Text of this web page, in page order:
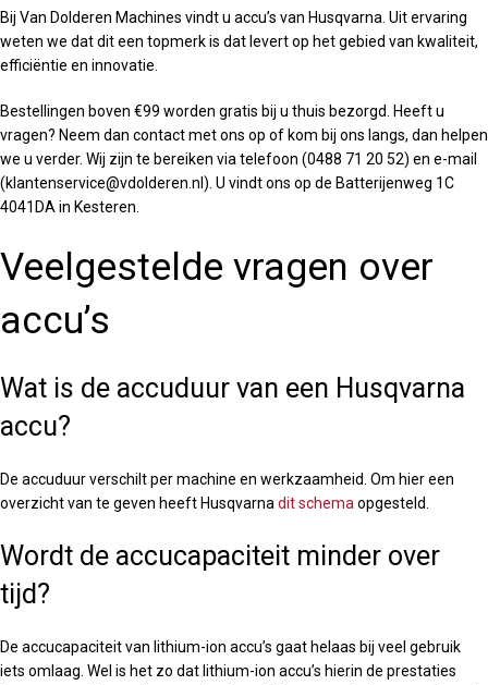
Bij Van Dolderen Machines vindt u accu’s van Husqvarna. Uit ervaring
weten we dat dit een topmerk is dat levert op het gebied van kwaliteit,
efficiëntie en innovatie.
Bestellingen boven €99 worden gratis bij u thuis bezorgd. Heeft u
vragen? Neem dan contact met ons op of kom bij ons langs, dan helpen
we u verder. Wij zijn te bereiken via telefoon (0488 71 20 52) en e-mail
(klantenservice@vdolderen.nl). U vindt ons op de Batterijenweg 1C
4041DA in Kesteren.
Veelgestelde vragen over
accu’s
Wat is de accuduur van een Husqvarna
accu?
De accuduur verschilt per machine en werkzaamheid. Om hier een
overzicht van te geven heeft Husqvarnadit schemaopgesteld.
Wordt de accucapaciteit minder over
tijd?
De accucapaciteit van lithium-ion accu’s gaat helaas bij veel gebruik
iets omlaag. Wel is het zo dat lithium-ion accu’s hierin de prestaties